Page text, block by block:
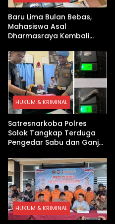
Baru Lima Bulan Bebas,
Mahasiswa Asal
Dharmasraya Kembali
HUKUM & KRIMINAL
Satresnarkoba Polres
Solok Tangkap Terduga
Pengedar Sabu dan Ganja
HUKUM & KRIMINAL